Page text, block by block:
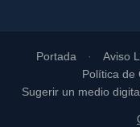
Portada Aviso
Política de
Sugerir un medio